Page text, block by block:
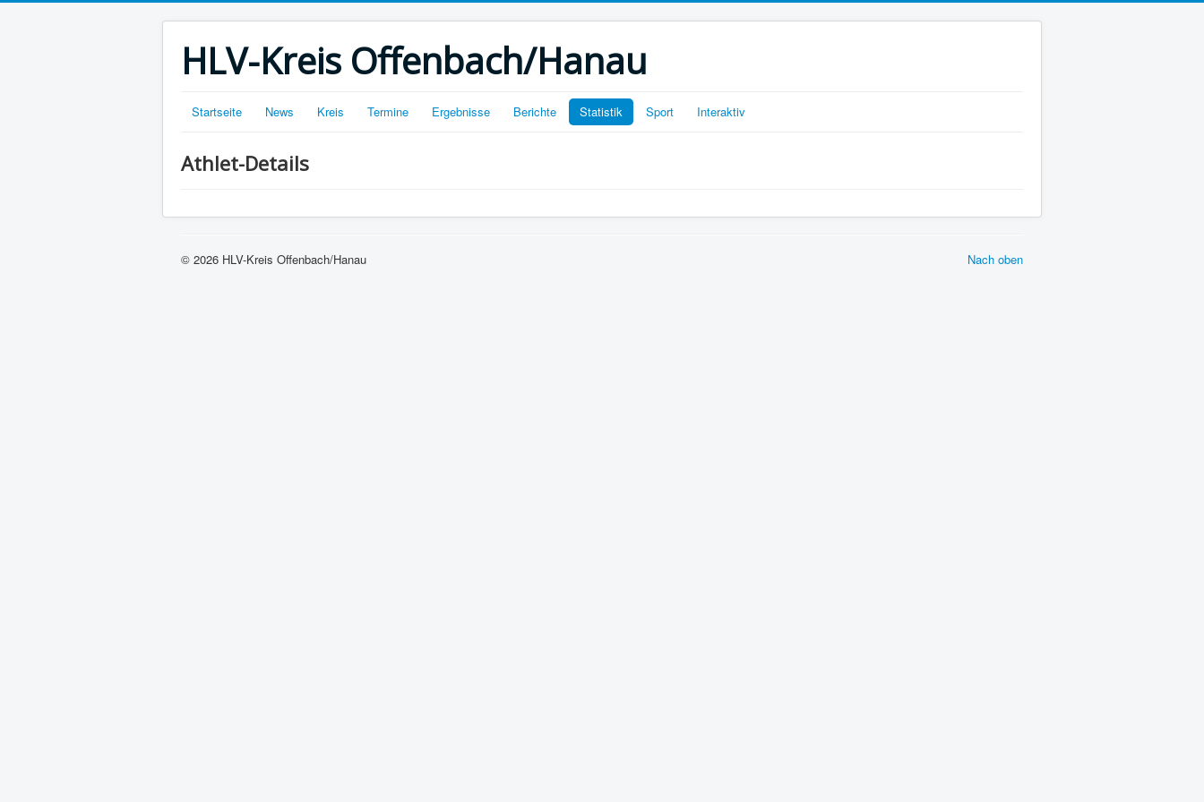
HLV-Kreis Offenbach/Hanau
Startseite News Kreis Termine Ergebnisse Berichte Statistik Sport Interaktiv
Athlet-Details
Nach oben
© 2026 HLV-Kreis Offenbach/Hanau